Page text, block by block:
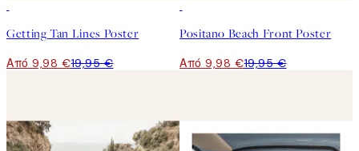
Getting Tan Lines Poster
Από 9,98 €19,95 €
Positano Beach Front Poster
Από 9,98 €19,95 €